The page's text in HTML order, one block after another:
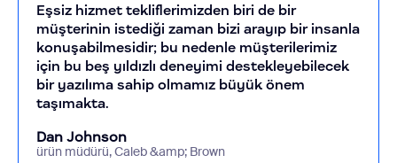
Eşsiz hizmet tekliflerimizden biri de bir
müşterinin istediği zaman bizi arayıp bir insanla
konuşabilmesidir; bu nedenle müşterilerimiz
için bu beş yıldızlı deneyimi destekleyebilecek
bir yazılıma sahip olmamız büyük önem
taşımakta.
Dan Johnson
ürün müdürü, Caleb &amp; Brown